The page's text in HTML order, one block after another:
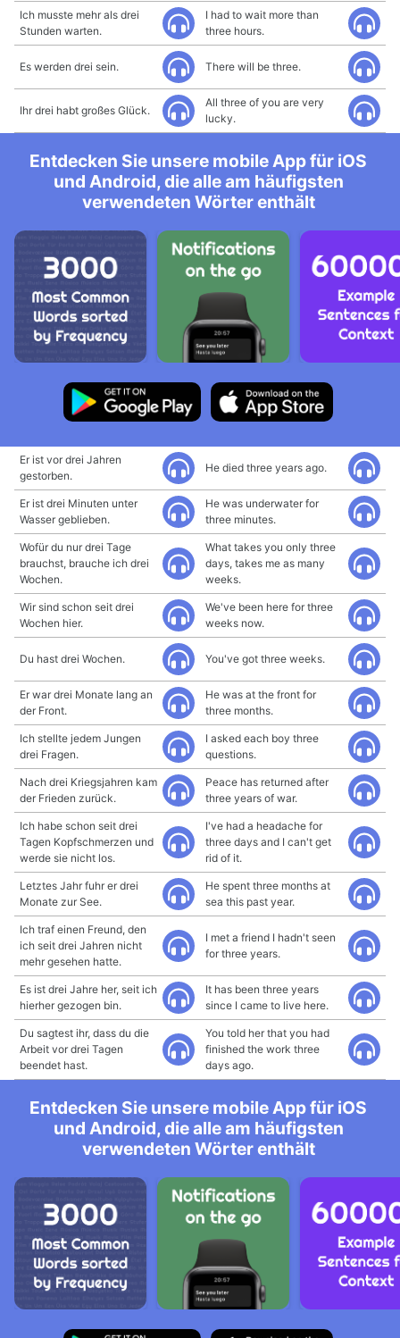
Ich musste mehr als drei
Stunden warten.
I had to wait more than
three hours.
Es werden drei sein. There will be three.
Ihr drei habt großes Glück.
All three of you are very
lucky.
Entdecken Sie unsere mobile App für iOS
und Android, die alle am häufigsten
verwendeten Wörter enthält
Er ist vor drei Jahren
gestorben.
He died three years ago.
Er ist drei Minuten unter
Wasser geblieben.
He was underwater for
three minutes.
Wofür du nur drei Tage
brauchst, brauche ich drei
Wochen.
What takes you only three
days, takes me as many
weeks.
Wir sind schon seit drei
Wochen hier.
We've been here for three
weeks now.
Du hast drei Wochen. You've got three weeks.
Er war drei Monate lang an
der Front.
He was at the front for
three months.
Ich stellte jedem Jungen
drei Fragen.
I asked each boy three
questions.
Nach drei Kriegsjahren kam
der Frieden zurück.
Peace has returned after
three years of war.
Ich habe schon seit drei
Tagen Kopfschmerzen und
werde sie nicht los.
I've had a headache for
three days and I can't get
rid of it.
Letztes Jahr fuhr er drei
Monate zur See.
He spent three months at
sea this past year.
Ich traf einen Freund, den
ich seit drei Jahren nicht
mehr gesehen hatte.
I met a friend I hadn't seen
for three years.
Es ist drei Jahre her, seit ich
hierher gezogen bin.
It has been three years
since I came to live here.
Du sagtest ihr, dass du die
Arbeit vor drei Tagen
beendet hast.
You told her that you had
finished the work three
days ago.
Entdecken Sie unsere mobile App für iOS
und Android, die alle am häufigsten
verwendeten Wörter enthält